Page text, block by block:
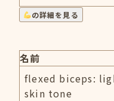
の詳細を見る
名前
flexed biceps:
skin tone